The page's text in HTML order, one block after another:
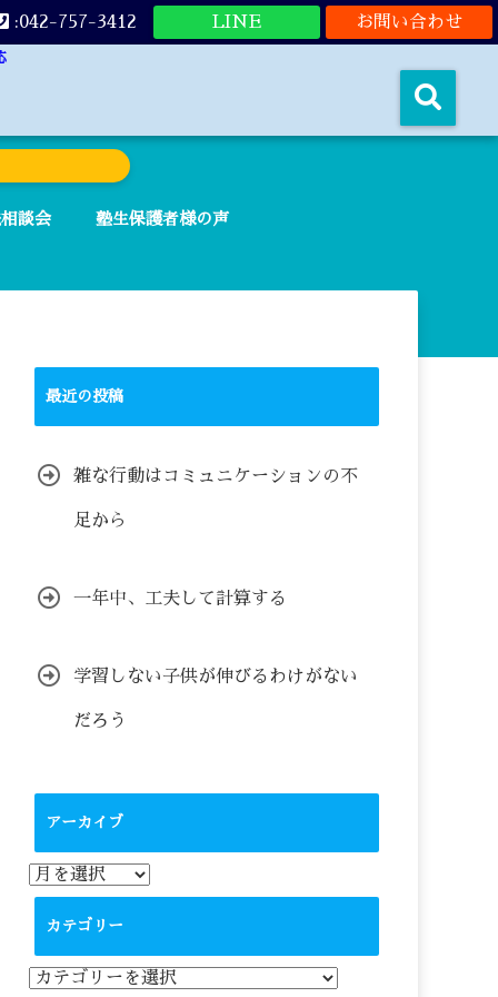
お問い合わせ
LINE
:042-757-3412
談会 塾生保護者様の声
最近の投稿
雑な行動はコミュニケーションの不
足から
一年中、工夫して計算する
学習しない子供が伸びるわけがない
だろう
アーカイブ
ア
ー
カテゴリー
カ